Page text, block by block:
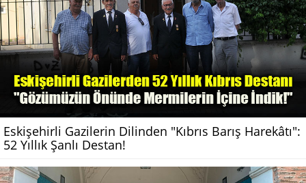
Eskişehirli Gazilerin Dilinden "Kıbrıs Barış Harekâtı":
52 Yıllık Şanlı Destan!